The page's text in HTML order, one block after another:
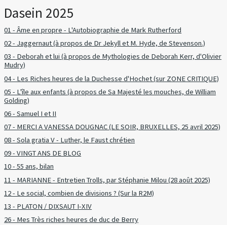
Dasein 2025
01 - Âme en propre - L'Autobiographie de Mark Rutherford
02 - Jaggernaut (à propos de Dr Jekyll et M. Hyde, de Stevenson.)
03 - Deborah et lui (à propos de Mythologies de Deborah Kerr, d'Olivier
Mudry)
04 - Les Riches heures de la Duchesse d'Hochet (sur ZONE CRITIQUE)
05 - L'île aux enfants (à propos de Sa Majesté les mouches, de William
Golding)
06 - Samuel I et II
07 - MERCI A VANESSA DOUGNAC (LE SOIR, BRUXELLES, 25 avril 2025)
08 - Sola gratia V - Luther, le Faust chrétien
09 - VINGT ANS DE BLOG
10 - 55 ans, bilan
11 - MARIANNE - Entretien Trolls, par Stéphanie Milou (28 août 2025)
12 - Le social, combien de divisions ? (Sur la R2M)
13 - PLATON / DIXSAUT I-XIV
26 - Mes Très riches heures de duc de Berry